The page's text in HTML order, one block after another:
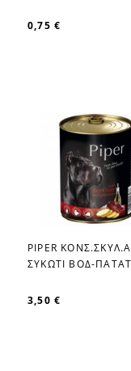
0,75 €
favorite_border
PIPER
ΣΥΚΩΤΙ ΒΟΔ-
3,50 €